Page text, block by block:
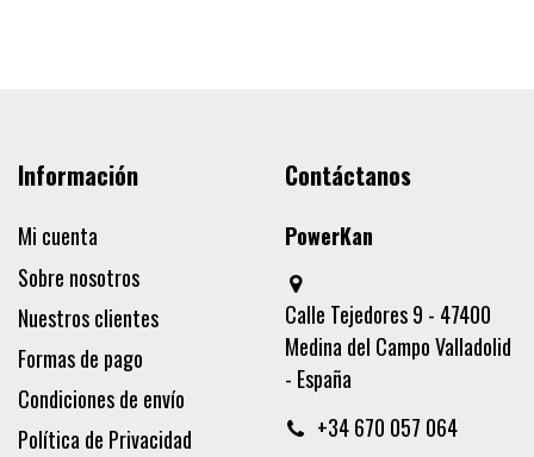
Información
Mi cuenta
Sobre nosotros
Nuestros clientes
Formas de pago
Condiciones de envío
Política de Privacidad
Contáctanos
PowerKan
Calle Tejedores 9 - 47400
Medina del Campo Valladolid
- España
+34 670 057 064